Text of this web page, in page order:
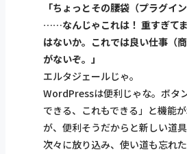
「ちょっとその腰袋（プラグイ
……なんじゃこれは！ 重すぎて
はないか。これでは良い仕事（
がないぞ。」
エルタジェールじゃ。
WordPressは便利じゃな。ボタ
できる、これもできる」と機能
が、便利そうだからと新しい道
次々に放り込み、使い道も忘れ